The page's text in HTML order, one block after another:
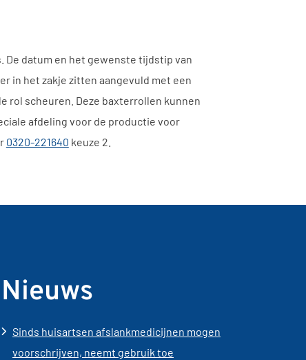
De datum en het gewenste tijdstip van
in het zakje zitten aangevuld met een
rol scheuren. Deze baxterrollen kunnen
afdeling voor de productie voor
0320-221640 keuze 2.
Nieuws
Sinds huisartsen afslankmedicijnen mogen
voorschrijven, neemt gebruik toe